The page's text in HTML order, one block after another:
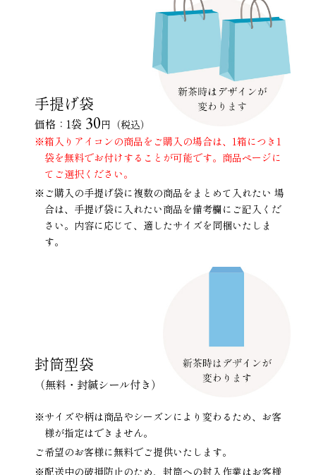
手提げ袋
価格：1袋 30円（税込）
※箱入りアイコンの商品をご購入の場合は、1箱につき1
袋を無料でお付けすることが可能です。商品ページに
てご選択ください。
※ご購入の手提げ袋に複数の商品をまとめて入れたい 場
合は、手提げ袋に入れたい商品を備考欄にご記入くだ
さい。内容に応じて、適したサイズを同梱いたしま
す。
封筒型袋
（無料・封緘シール付き）
※サイズや柄は商品やシーズンにより変わるため、お客
様が指定はできません。
ご希望のお客様に無料でご提供いたします。
※配送中の破損防止のため、封筒への封入作業はお客様